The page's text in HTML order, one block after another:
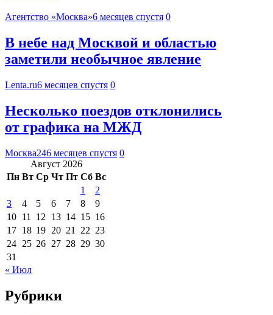
Агентство «Москва»6 месяцев спустя 0
В небе над Москвой и областью
заметили необычное явление
Lenta.ru6 месяцев спустя 0
Несколько поездов отклонились
от графика на МЖД
Москва246 месяцев спустя 0
Август 2026
Пн Вт Ср Чт Пт Сб Вс
1
2
3
4 5 6 7 8
9
10 11 12 13 14 15 16
17 18 19 20 21 22 23
24 25 26 27 28 29 30
31
« Июл
Рубрики